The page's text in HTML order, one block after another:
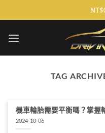
to
NT$
TAG
機車輪胎需要平衡嗎？掌握
2024-10-06